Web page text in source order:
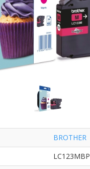
BROTHER
LC123MBP